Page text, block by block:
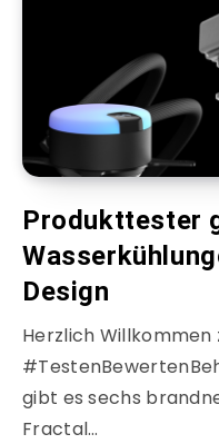
Produkttester
Design
Herzlich Willkommen
gibt es sechs
Fractal…